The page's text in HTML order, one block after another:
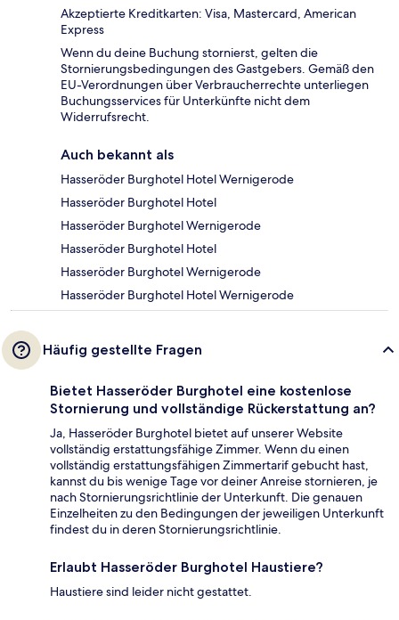
Akzeptierte Kreditkarten: Visa, Mastercard, American
Express
Wenn du deine Buchung stornierst, gelten die
Stornierungsbedingungen des Gastgebers. Gemäß den
EU-Verordnungen über Verbraucherrechte unterliegen
Buchungsservices für Unterkünfte nicht dem
Widerrufsrecht.
Auch bekannt als
Hasseröder Burghotel Hotel Wernigerode
Hasseröder Burghotel Hotel
Hasseröder Burghotel Wernigerode
Hasseröder Burghotel Hotel
Hasseröder Burghotel Wernigerode
Hasseröder Burghotel Hotel Wernigerode
Häufig gestellte Fragen
Bietet Hasseröder Burghotel eine kostenlose
Stornierung und vollständige Rückerstattung an?
Ja, Hasseröder Burghotel bietet auf unserer Website
vollständig erstattungsfähige Zimmer. Wenn du einen
vollständig erstattungsfähigen Zimmertarif gebucht hast,
kannst du bis wenige Tage vor deiner Anreise stornieren, je
nach Stornierungsrichtlinie der Unterkunft. Die genauen
Einzelheiten zu den Bedingungen der jeweiligen Unterkunft
findest du in deren Stornierungsrichtlinie.
Erlaubt Hasseröder Burghotel Haustiere?
Haustiere sind leider nicht gestattet.